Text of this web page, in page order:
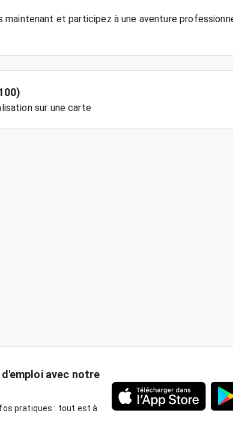
maintenant et participez à une aventure
sur une carte
avec notre
pratiques : tout est à